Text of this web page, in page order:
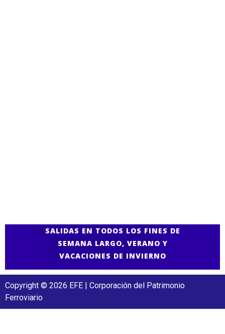
SALIDAS EN TODOS LOS FINES DE
SEMANA LARGO, VERANO Y
VACACIONES DE INVIERNO
Copyright © 2026 EFE | Corporación del Patrimonio
Ferroviario